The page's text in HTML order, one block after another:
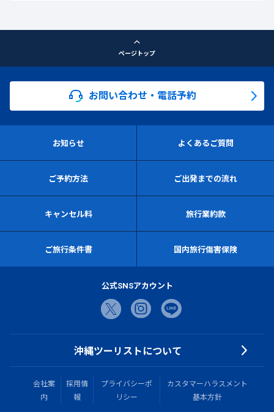
ページトップ
お問い合わせ・電話予約
お知らせ よくあるご質問
ご予約方法 ご出発までの流れ
キャンセル料 旅行業約款
ご旅行条件書 国内旅行傷害保険
公式SNSアカウント
沖縄ツーリストについて
会社案
内
採用情
報
プライバシーポ
リシー
カスタマーハラスメント
基本方針